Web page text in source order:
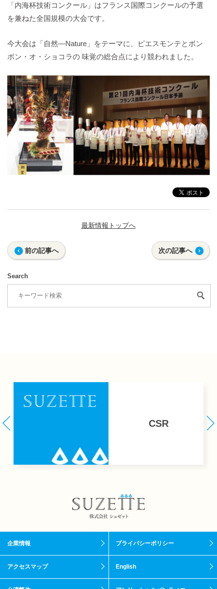
サイトマップ
「内海杯技術コンクール」はフランス国際コンクールの予選
を兼ねた全国規模の大会です。
今大会は「自然―Nature」をテーマに、ピエスモンテとボン
ボン・オ・ショコラの 味覚の総合点により競われました。
前の記事へ
最新情報トップへ
次の記事へ
Search
CSR
企業情報 プライバシーポリシー
アクセスマップ English